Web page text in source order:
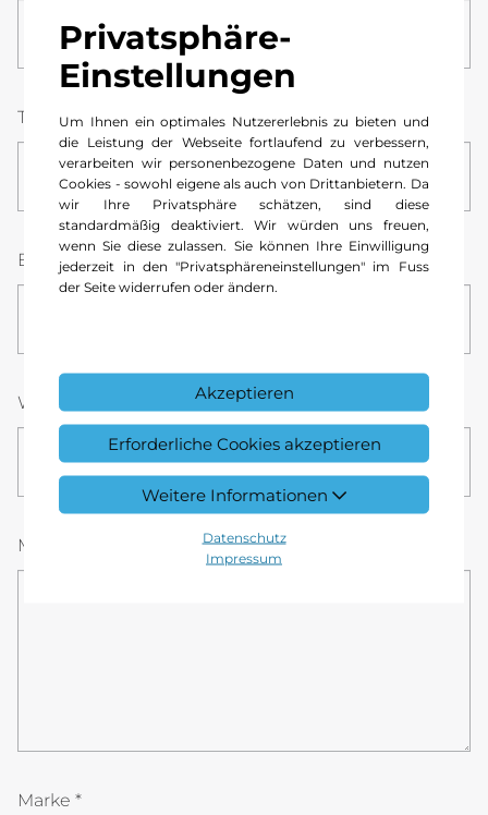
Privatsphäre-
Einstellungen
Um Ihnen ein optimales Nutzererlebnis zu bieten und
die Leistung der Webseite fortlaufend zu verbessern,
verarbeiten wir personenbezogene Daten und nutzen
Cookies - sowohl eigene als auch von Drittanbietern. Da
wir Ihre Privatsphäre schätzen, sind diese
standardmäßig deaktiviert. Wir würden uns freuen,
wenn Sie diese zulassen. Sie können Ihre Einwilligung
jederzeit in den "Privatsphäreneinstellungen" im Fuss
der Seite widerrufen oder ändern.
Akzeptieren
Erforderliche Cookies akzeptieren
Weitere Informationen
Datenschutz
Impressum
Telefonnummer *
E-Mail *
Wunsch-Datum * Stunde
08
Minute
00
Mitteilung
Marke *